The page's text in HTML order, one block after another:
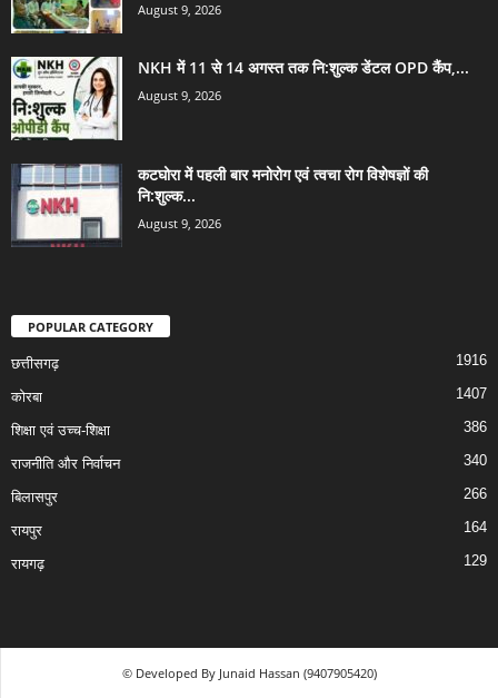
August 9, 2026
NKH में 11 से 14 अगस्त तक नि:शुल्क डेंटल OPD कैंप,...
August 9, 2026
कटघोरा में पहली बार मनोरोग एवं त्वचा रोग विशेषज्ञों की
नि:शुल्क...
August 9, 2026
POPULAR CATEGORY
छत्तीसगढ़ 1916
कोरबा 1407
शिक्षा एवं उच्च-शिक्षा 386
राजनीति और निर्वाचन 340
बिलासपुर 266
रायपुर 164
रायगढ़ 129
© Developed By Junaid Hassan (9407905420)